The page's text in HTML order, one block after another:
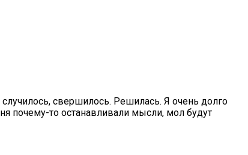
свершилось. Решилась. Я очень долго
почему-то останавливали мысли, мол будут